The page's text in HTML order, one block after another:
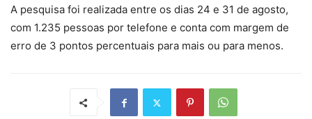
A pesquisa foi realizada entre os dias 24 e 31 de agosto,
com 1.235 pessoas por telefone e conta com margem de
erro de 3 pontos percentuais para mais ou para menos.